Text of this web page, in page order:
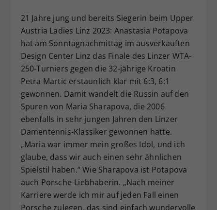
21 Jahre jung und bereits Siegerin beim Upper
Austria Ladies Linz 2023: Anastasia Potapova
hat am Sonntagnachmittag im ausverkauften
Design Center Linz das Finale des Linzer WTA-
250-Turniers gegen die 32-jährige Kroatin
Petra Martic erstaunlich klar mit 6:3, 6:1
gewonnen. Damit wandelt die Russin auf den
Spuren von Maria Sharapova, die 2006
ebenfalls in sehr jungen Jahren den Linzer
Damentennis-Klassiker gewonnen hatte.
„Maria war immer mein großes Idol, und ich
glaube, dass wir auch einen sehr ähnlichen
Spielstil haben.“ Wie Sharapova ist Potapova
auch Porsche-Liebhaberin. „Nach meiner
Karriere werde ich mir auf jeden Fall einen
Porsche zulegen, das sind einfach wundervolle
Zweck
Einstellungen. Unter anderem eine
zufällig generierte ID, für die
historische Speicherung Ihrer
vorgenommen Einstellungen, falls der
Webseiten-Betreiber dies eingestellt
hat.